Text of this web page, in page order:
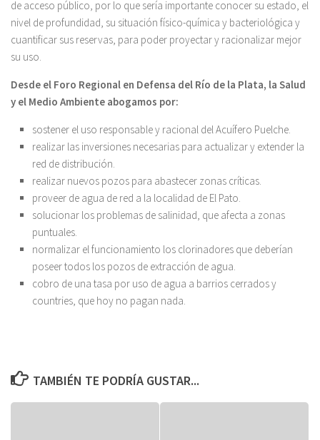
de acceso público, por lo que sería importante conocer su estado, el
nivel de profundidad, su situación físico-química y bacteriológica y
cuantificar sus reservas, para poder proyectar y racionalizar mejor
su uso.
Desde el Foro Regional en Defensa del Río de la Plata, la Salud
y el Medio Ambiente abogamos por:
sostener el uso responsable y racional del Acuífero Puelche.
realizar las inversiones necesarias para actualizar y extender la
red de distribución.
realizar nuevos pozos para abastecer zonas críticas.
proveer de agua de red a la localidad de El Pato.
solucionar los problemas de salinidad, que afecta a zonas
puntuales.
normalizar el funcionamiento los clorinadores que deberían
poseer todos los pozos de extracción de agua.
cobro de una tasa por uso de agua a barrios cerrados y
countries, que hoy no pagan nada.
TAMBIÉN TE PODRÍA GUSTAR...